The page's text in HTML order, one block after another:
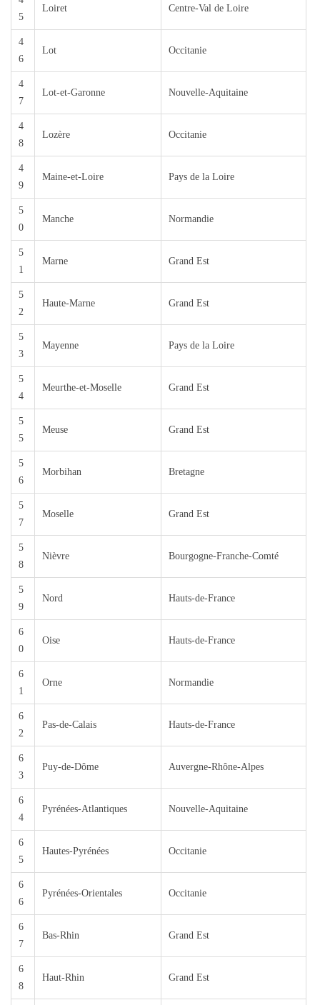
5
Loiret Centre-Val de Loire
4
6
Lot Occitanie
4
7
Lot-et-Garonne Nouvelle-Aquitaine
4
8
Lozère Occitanie
4
9
Maine-et-Loire Pays de la Loire
5
0
Manche Normandie
5
1
Marne Grand Est
5
2
Haute-Marne Grand Est
5
3
Mayenne Pays de la Loire
5
4
Meurthe-et-Moselle Grand Est
5
5
Meuse Grand Est
5
6
Morbihan Bretagne
5
7
Moselle Grand Est
5
8
Nièvre Bourgogne-Franche-Comté
5
9
Nord Hauts-de-France
6
0
Oise Hauts-de-France
6
1
Orne Normandie
6
2
Pas-de-Calais Hauts-de-France
6
3
Puy-de-Dôme Auvergne-Rhône-Alpes
6
4
Pyrénées-Atlantiques Nouvelle-Aquitaine
6
5
Hautes-Pyrénées Occitanie
6
6
Pyrénées-Orientales Occitanie
6
7
Bas-Rhin Grand Est
6
8
Haut-Rhin Grand Est